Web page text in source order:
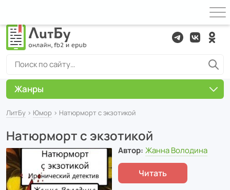
ЛитБу › Юмор › Натюрморт с экзотикой
Натюрморт с экзотикой
Автор: Жанна Володина
Читать
Жанры